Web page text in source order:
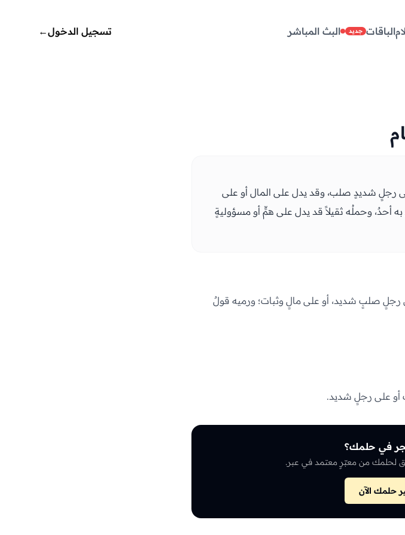
الباقات جديد البث المباشر تسجيل الدخول←
رجلٍ شديدٍ صلب، وقد يدل على المال أو على
أحدٌ، وحملُه ثقيلاً قد يدل على همٍّ أو مسؤوليةٍ
صلبٍ شديد، أو على مالٍ وثبات؛ ورميه قولٌ
أو على رجلٍ شديد.
في حلمك؟
من معبّرٍ معتمد في عبر.
حلمك الآن